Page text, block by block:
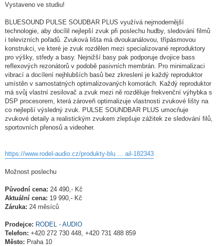
Vystaveno ve studiu!
BLUESOUND PULSE SOUDBAR PLUS využívá nejmodernější
technologie, aby docílil nejlepší zvuk při poslechu hudby, sledování filmů
i televizních pořadů. Zvuková lišta má dvoukanálovou, třípásmovou
konstrukci, ve které je zvuk rozdělen mezi specializované reproduktory
pro výšky, středy a basy. Nejnižší basy pak podporuje dvojice bass
reflexových rezonátorů v podobě pasivních membrán. Pro minimalizaci
vibrací a docílení nejhlubších basů bez zkreslení je každý reproduktor
umístěn v samostatných optimalizovaných komorách. Každý reproduktor
má svůj vlastní zesilovač a zvuk mezi ně rozděluje frekvenční výhybka s
DSP procesorem, která zároveň optimalizuje vlastnosti zvukové lišty na
co nejlepší výsledný zvuk. PULSE SOUNDBAR PLUS umocňuje
zvukové detaily a realistickým zvukem zlepšuje zážitek ze sledování filů,
sportovních přenosů a videoher.
https://www.rodel-audio.cz/produkty-blu ... ail-182343
Možnost poslechu
Původní cena: 24 490,- Kč
Aktuální cena: 19 990,- Kč
Záruka: 24 měsíců
Prodejce: RODEL - AUDIO
Telefon: +420 272 730 448, +420 731 488 859
Město: Praha 10